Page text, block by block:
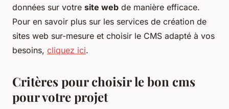
données sur votre site web de manière efficace.
Pour en savoir plus sur les services de création de
sites web sur-mesure et choisir le CMS adapté à vos
besoins, cliquez ici.
Critères pour choisir le bon cms
pour votre projet